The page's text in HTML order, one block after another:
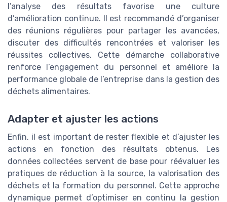
l’analyse des résultats favorise une culture
d’amélioration continue. Il est recommandé d’organiser
des réunions régulières pour partager les avancées,
discuter des difficultés rencontrées et valoriser les
réussites collectives. Cette démarche collaborative
renforce l’engagement du personnel et améliore la
performance globale de l’entreprise dans la gestion des
déchets alimentaires.
Adapter et ajuster les actions
Enfin, il est important de rester flexible et d’ajuster les
actions en fonction des résultats obtenus. Les
données collectées servent de base pour réévaluer les
pratiques de réduction à la source, la valorisation des
déchets et la formation du personnel. Cette approche
dynamique permet d’optimiser en continu la gestion